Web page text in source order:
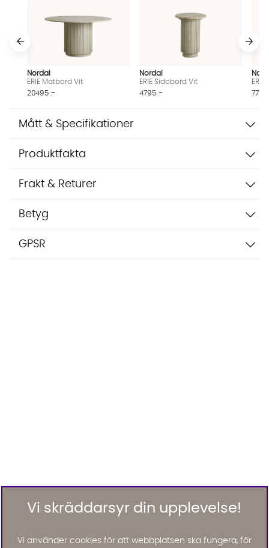
Nordal
ERIE Matbord Vit
20495 :-
Nordal
ERIE Sidobord Vit
4795 :-
Mått & Specifikationer
Produktfakta
Frakt & Returer
Betyg
GPSR
Vi skräddarsyr din upplevelse!
Vi använder cookies för att webbplatsen ska fungera, för
Jag godkänner att konversationen sparas